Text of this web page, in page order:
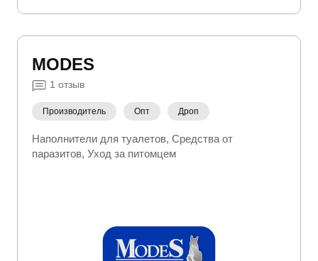
MODES
1 отзыв
Производитель Опт Дроп
Наполнители для туалетов Средства от
паразитов Уход за питомцем